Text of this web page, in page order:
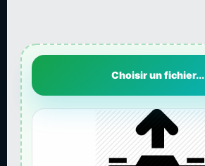
Choisir un fichier...